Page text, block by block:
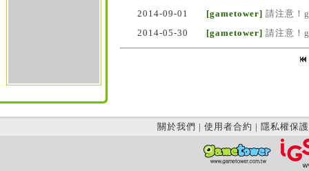
2014-09-01
[gametower] 請注意！
2014-05-30
[gametower] 請注意！
關於我們 | 使用者合約 | 隱私權保護